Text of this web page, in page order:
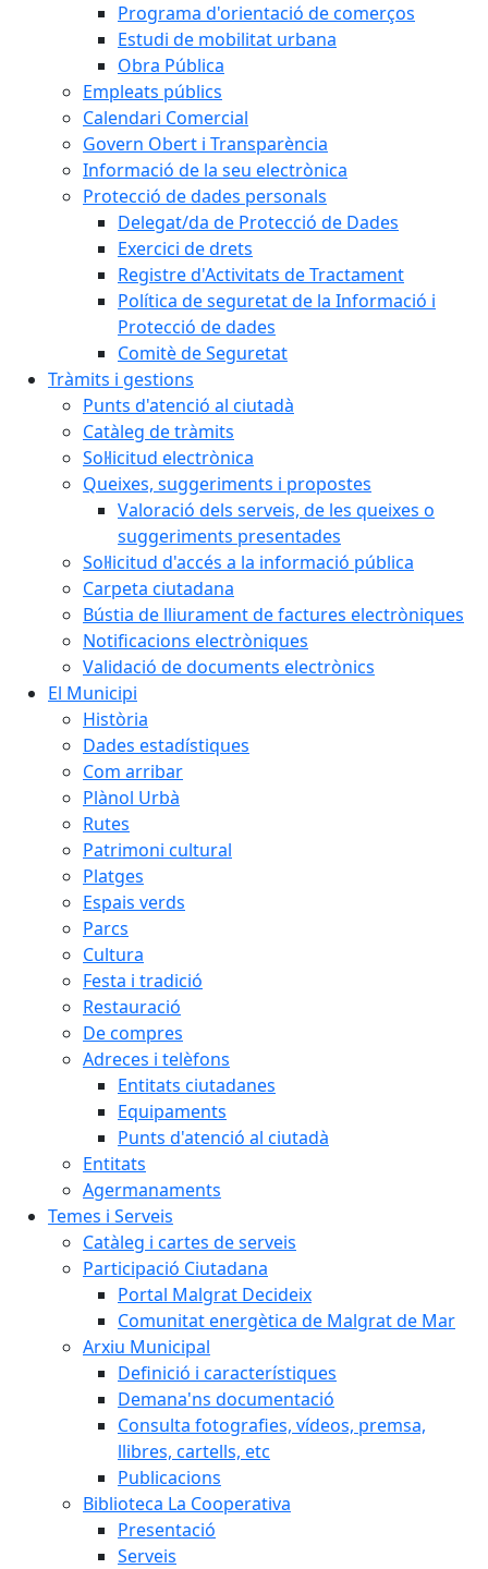
Programa d'orientació de comerços
Estudi de mobilitat urbana
Obra Pública
Empleats públics
Calendari Comercial
Govern Obert i Transparència
Informació de la seu electrònica
Protecció de dades personals
Delegat/da de Protecció de Dades
Exercici de drets
Registre d'Activitats de Tractament
Política de seguretat de la Informació i
Protecció de dades
Comitè de Seguretat
Tràmits i gestions
Punts d'atenció al ciutadà
Catàleg de tràmits
Sol·licitud electrònica
Queixes, suggeriments i propostes
Valoració dels serveis, de les queixes o
suggeriments presentades
Sol·licitud d'accés a la informació pública
Carpeta ciutadana
Bústia de lliurament de factures electròniques
Notificacions electròniques
Validació de documents electrònics
El Municipi
Història
Dades estadístiques
Com arribar
Plànol Urbà
Rutes
Patrimoni cultural
Platges
Espais verds
Parcs
Cultura
Festa i tradició
Restauració
De compres
Adreces i telèfons
Entitats ciutadanes
Equipaments
Punts d'atenció al ciutadà
Entitats
Agermanaments
Temes i Serveis
Catàleg i cartes de serveis
Participació Ciutadana
Portal Malgrat Decideix
Comunitat energètica de Malgrat de Mar
Arxiu Municipal
Definició i característiques
Demana'ns documentació
Consulta fotografies, vídeos, premsa,
llibres, cartells, etc
Publicacions
Biblioteca La Cooperativa
Presentació
Serveis